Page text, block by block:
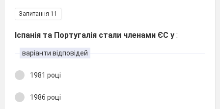
Запитання 11
Іспанія та Португалія стали членами ЄС у :
варіанти відповідей
1981 році
1986 році